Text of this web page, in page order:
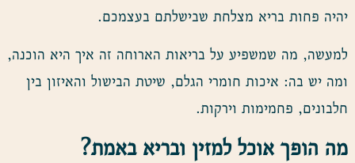
יהיה פחות בריא מצלחת שבישלתם בעצמכם.
למעשה, מה שמשפיע על בריאות הארוחה זה איך היא הוכנה,
ומה יש בה: איכות חומרי הגלם, שיטת הבישול והאיזון בין
חלבונים, פחמימות וירקות.
מה הופך אוכל למזין ובריא באמת?